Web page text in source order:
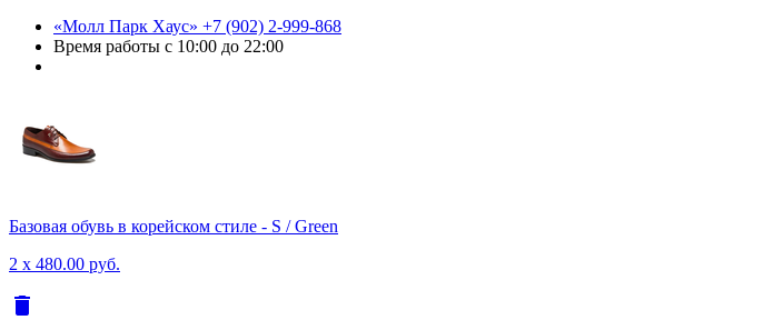
«Молл Парк Хаус» +7 (902) 2-999-868
Время работы с 10:00 до 22:00
Базовая обувь в корейском стиле - S / Green
2 x 480.00 руб.
delete